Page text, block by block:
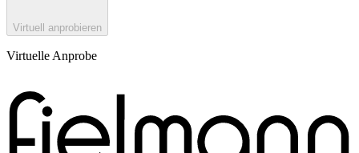
Virtuell anprobieren
Virtuelle Anprobe